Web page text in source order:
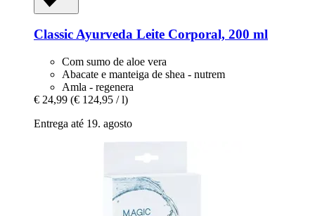
Classic Ayurveda Leite Corporal, 200 ml
Com sumo de aloe vera
Abacate e manteiga de shea - nutrem
Amla - regenera
€ 24,99 (€ 124,95 / l)
Entrega até 19. agosto